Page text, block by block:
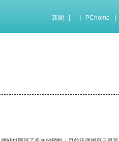
新聞 PChome